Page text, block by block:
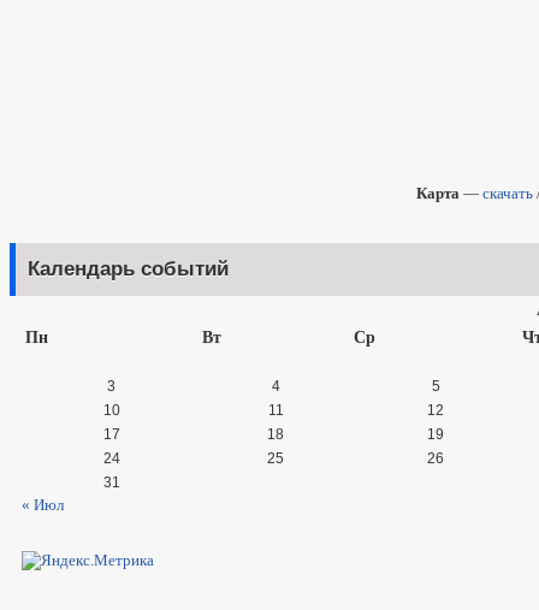
Карта — скачать
Календарь событий
Пн
Вт Ср
3 4
5
10
11
12
17
18
19
24
25
26
31
« Июл